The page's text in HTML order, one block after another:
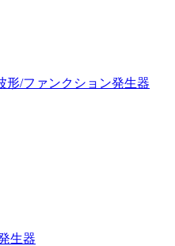
形/ファンクション発生器
生器